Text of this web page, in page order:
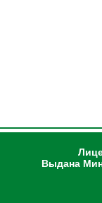
Выдана